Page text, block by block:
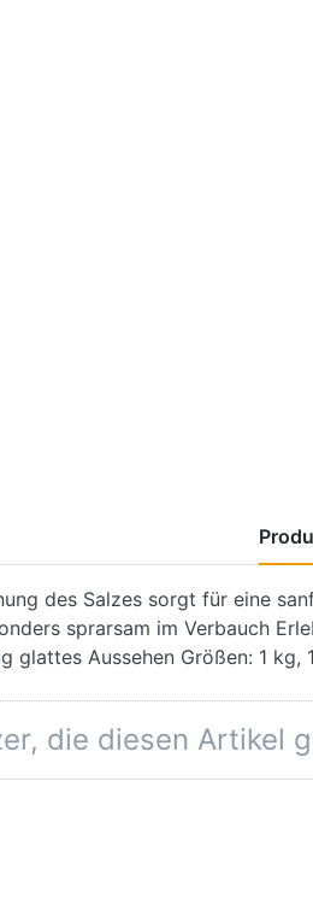
des Salzes sorgt für eine
sprarsam im Verbauch
glattes Aussehen Größen: 1 kg,
die diesen Artikel